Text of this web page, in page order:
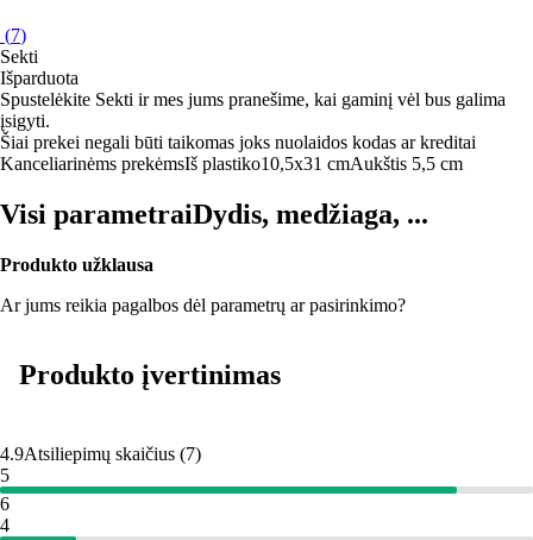
(7)
Sekti
Išparduota
Spustelėkite Sekti ir mes jums pranešime, kai gaminį vėl bus galima
įsigyti.
Šiai prekei negali būti taikomas joks nuolaidos kodas ar kreditai
Kanceliarinėms prekėmsIš plastiko10,5x31 cmAukštis 5,5 cm
Visi parametraiDydis, medžiaga, ...
Produkto užklausa
Ar jums reikia pagalbos dėl parametrų ar pasirinkimo?
Produkto įvertinimas
4.9Atsiliepimų skaičius (7)
5
6
4